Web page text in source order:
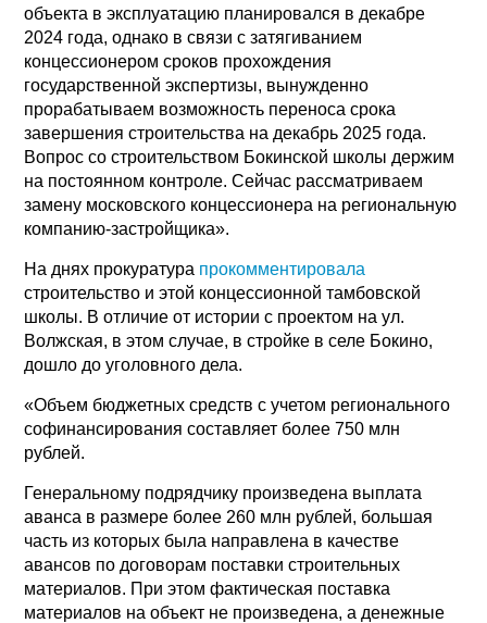
объекта в эксплуатацию планировался в декабре
2024 года, однако в связи с затягиванием
концессионером сроков прохождения
государственной экспертизы, вынужденно
прорабатываем возможность переноса срока
завершения строительства на декабрь 2025 года.
Вопрос со строительством Бокинской школы держим
на постоянном контроле. Сейчас рассматриваем
замену московского концессионера на региональную
компанию-застройщика».
На днях прокуратура прокомментировала
строительство и этой концессионной тамбовской
школы. В отличие от истории с проектом на ул.
Волжская, в этом случае, в стройке в селе Бокино,
дошло до уголовного дела.
«Объем бюджетных средств с учетом регионального
софинансирования составляет более 750 млн
рублей.
Генеральному подрядчику произведена выплата
аванса в размере более 260 млн рублей, большая
часть из которых была направлена в качестве
авансов по договорам поставки строительных
материалов. При этом фактическая поставка
материалов на объект не произведена, а денежные